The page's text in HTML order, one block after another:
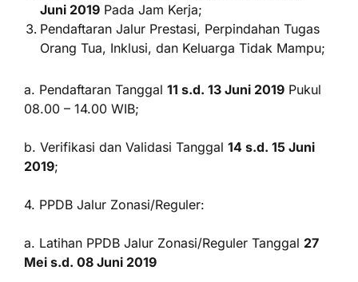
Juni 2019 Pada Jam Kerja;
Pendaftaran Jalur Prestasi, Perpindahan Tugas
Orang Tua, Inklusi, dan Keluarga Tidak Mampu;
a. Pendaftaran Tanggal 11 s.d. 13 Juni 2019 Pukul
08.00 – 14.00 WIB;
b. Verifikasi dan Validasi Tanggal 14 s.d. 15 Juni
2019;
4. PPDB Jalur Zonasi/Reguler:
a. Latihan PPDB Jalur Zonasi/Reguler Tanggal 27
Mei s.d. 08 Juni 2019